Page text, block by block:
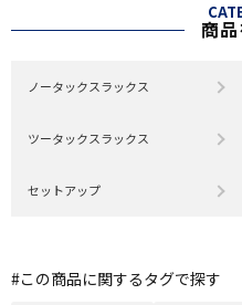
商
ノータックスラックス
ツータックスラックス
セットアップ
#この商品に関するタグで探す